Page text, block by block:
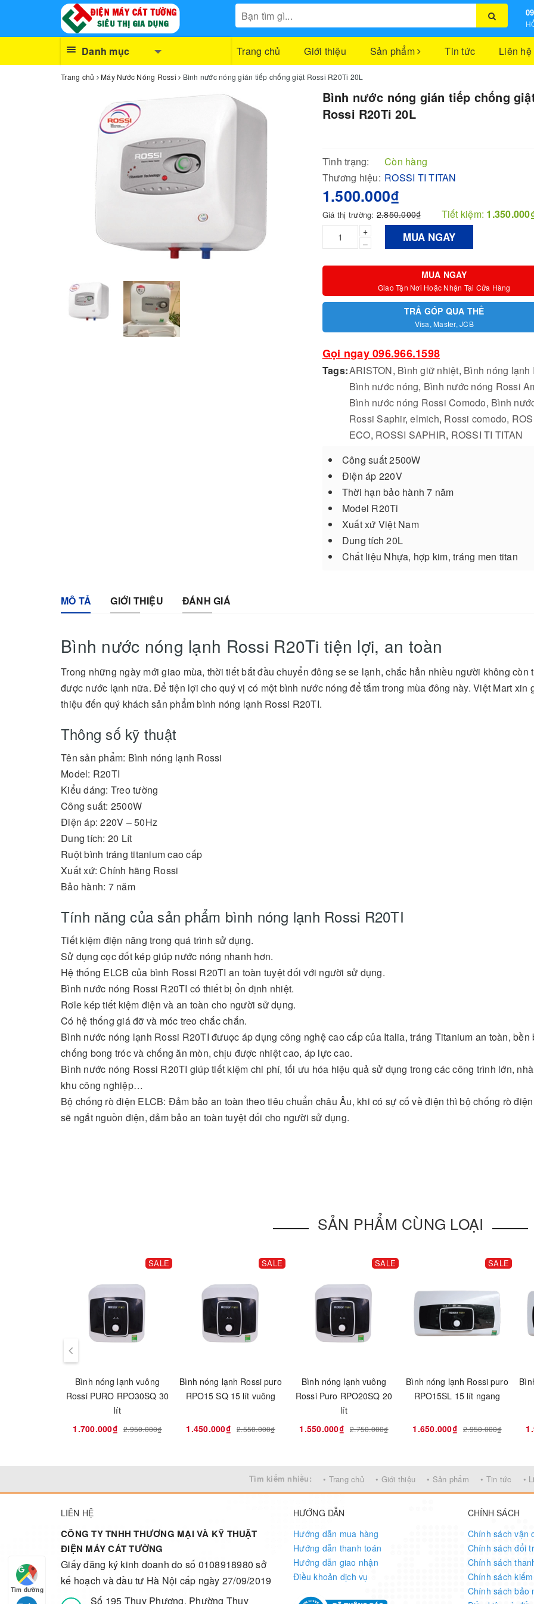
Danh mục Trang chủ Giới thiệu Sản phẩm Tin tức Liên hệ
Trang chủ Máy Nước Nóng Rossi Bình nước nóng gián tiếp chống giật Rossi R20Ti 20L
Bình nước nóng gián tiếp chống
Rossi R20Ti 20L
Tình trạng:
Còn hàng
Thương hiệu: ROSSI TI TITAN
1.500.000₫
Giá thị trường:2.850.000₫ Tiết kiệm:
+
–
MUA NGAY
MUA NGAY
Giao Tận Nơi Hoặc Nhận Tại Cửa Hàng
TRẢ GÓP QUA THẺ
Visa, Master, JCB
Gọi ngay 096.966.1598
Tags:ARISTON, Bình giữ nhiệt, Bình nóng lạnh
Bình nước nóng, Bình nước nóng Rossi
Bình nước nóng Rossi Comodo, Bình
Rossi Saphir,elmich, Rossi comodo,
ECO, ROSSI SAPHIR, ROSSI TI TITAN
Công suất 2500W
Điện áp 220V
Thời hạn bảo hành 7 năm
Model R20Ti
Xuất xứ Việt Nam
Dung tích 20L
Chất liệu Nhựa, hợp kim, tráng men titan
MÔ TẢ GIỚI THIỆU ĐÁNH GIÁ
Bình nước nóng lạnh Rossi R20Ti tiện lợi, an toàn
Trong những ngày mới giao mùa, thời tiết bắt đầu chuyển đông se se lạnh, chắc hẳn nhiều người không còn
được nước lạnh nữa. Để tiện lợi cho quý vị có một bình nước nóng để tắm trong mùa đông này. Việt Mart xin
thiệu đến quý khách sản phẩm bình nóng lạnh Rossi R20TI.
Thông số kỹ thuật
Tên sản phẩm: Bình nóng lạnh Rossi
Model: R20TI
Kiểu dáng: Treo tường
Công suất: 2500W
Điện áp: 220V – 50Hz
Dung tích: 20 Lít
Ruột bình tráng titanium cao cấp
Xuất xứ: Chính hãng Rossi
Bảo hành: 7 năm
Tính năng của sản phẩm bình nóng lạnh Rossi R20TI
Tiết kiệm điện năng trong quá trình sử dụng.
Sử dụng cọc đốt kép giúp nước nóng nhanh hơn.
Hệ thống ELCB của bình Rossi R20TI an toàn tuyệt đối với người sử dụng.
Bình nước nóng Rossi R20TI có thiết bị ổn định nhiệt.
Rơle kép tiết kiệm điện và an toàn cho người sử dụng.
Có hệ thống giá đỡ và móc treo chắc chắn.
Bình nước nóng lạnh Rossi R20TI đưuọc áp dụng công nghệ cao cấp của Italia, tráng Titanium an toàn, bền
chống bong tróc và chống ăn mòn, chịu được nhiệt cao, áp lực cao.
Bình nước nóng Rossi R20TI giúp tiết kiệm chi phí, tối ưu hóa hiệu quả sử dụng trong các công trình lớn,
khu công nghiệp…
Bộ chống rò điện ELCB: Đảm bảo an toàn theo tiêu chuẩn châu Âu, khi có sự cố về điện thì bộ chống rò
sẽ ngắt nguồn điện, đảm bảo an toàn tuyệt đối cho người sử dụng.
SẢN PHẨM CÙNG LOẠI
SALE
Bình nóng lạnh vuông
Rossi PURO RPO30SQ 30
lít
1.700.000₫ 2.950.000₫
SALE
Bình nóng lạnh Rossi puro
RPO15 SQ 15 lít vuông
1.450.000₫ 2.550.000₫
SALE
Bình nóng lạnh vuông
Rossi Puro RPO20SQ 20
lít
1.550.000₫ 2.750.000₫
SALE
Bình nóng lạnh Rossi puro
RPO15SL 15 lít ngang
1.650.000₫ 2.950.000₫
Tìm kiếm nhiều: • Trang chủ • Giới thiệu • Sản phẩm • Tin tức •
LIÊN HỆ
CÔNG TY TNHH THƯƠNG MẠI VÀ KỸ THUẬT
ĐIỆN MÁY CÁT TƯỜNG
Giấy đăng ký kinh doanh do số 0108918980 sở
kế hoạch và đầu tư Hà Nội cấp ngày 27/09/2019
Số 195 Thụy Phương, Phường Thụy
HƯỚNG DẪN
Hướng dẫn mua hàng
Hướng dẫn thanh toán
Hướng dẫn giao nhận
Điều khoản dịch vụ
CHÍNH SÁCH
Chính sách vận
Chính sách đổi
Chính sách
Chính sách
Chính sách bảo
Tìm đường